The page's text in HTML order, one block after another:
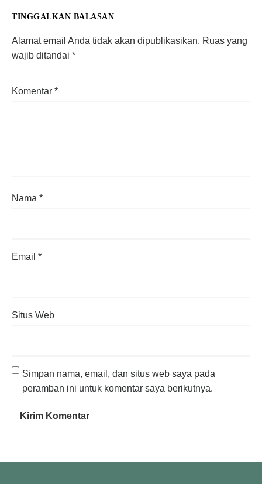
TINGGALKAN BALASAN
Alamat email Anda tidak akan dipublikasikan. Ruas yang
wajib ditandai *
Komentar *
Nama *
Email *
Situs Web
Simpan nama, email, dan situs web saya pada
peramban ini untuk komentar saya berikutnya.